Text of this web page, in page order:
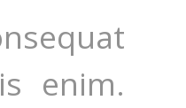
enim.